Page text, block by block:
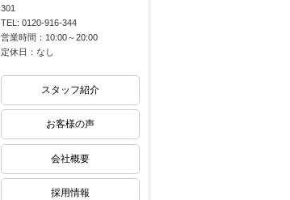
301
TEL: 0120-916-344
営業時間：10:00～20:00
定休日：なし
スタッフ紹介
お客様の声
会社概要
採用情報